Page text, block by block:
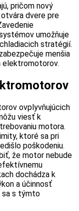
pričom nový
dvere pre
umožňuje
stratégií.
menšia
elektromotorov.
ovplyvňujúcich
viesť k
motora.
ktoré sa pri
poškodeniu.
že motor nebude
dochádza k
a účinnosť
sa s týmto